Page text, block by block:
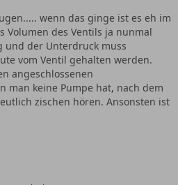
wenn das ginge ist es eh im
Volumen des Ventils ja nunmal
und der Unterdruck muss
vom Ventil gehalten werden.
angeschlossenen
man keine Pumpe hat, nach dem
zischen hören. Ansonsten ist